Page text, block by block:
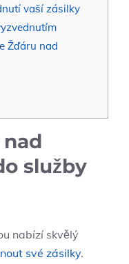
vaší zásilky
Žďáru nad
služby
nabízí skvělý
své zásilky.